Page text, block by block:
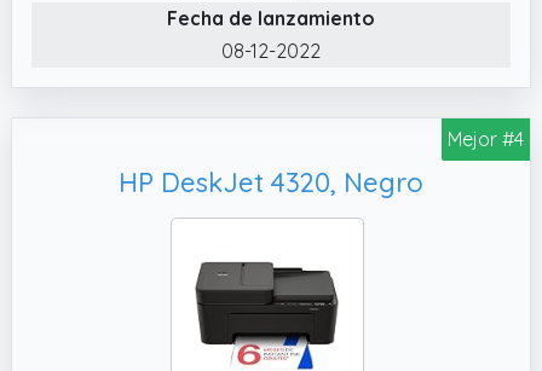
Impresora con sensores de nivel de tinta
bajo y recargas sencillas
Fecha de lanzamiento
08-12-2022
Mejor #4
HP DeskJet 4320, Negro